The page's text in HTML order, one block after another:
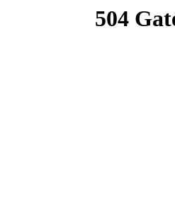
504